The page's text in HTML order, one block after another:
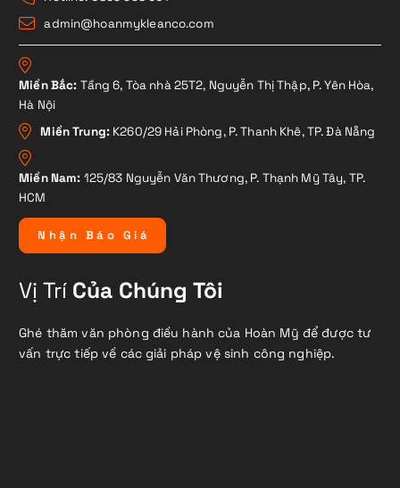
admin@hoanmykleanco.com
Miền Bắc: Tầng 6, Tòa nhà 25T2, Nguyễn Thị Thập, P. Yên Hòa,
Hà Nội
Miền Trung: K260/29 Hải Phòng, P. Thanh Khê, TP. Đà Nẵng
Miền Nam: 125/83 Nguyễn Văn Thương, P. Thạnh Mỹ Tây, TP.
HCM
N hậ n B á o G i á
Vị TríCủa Chúng Tôi
Ghé thăm văn phòng điều hành của Hoàn Mỹ để được tư
vấn trực tiếp về các giải pháp vệ sinh công nghiệp.